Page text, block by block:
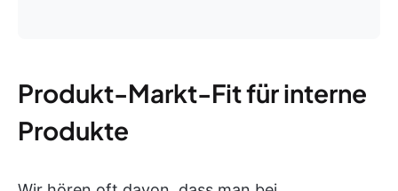
Produkt-Markt-Fit für interne
Produkte